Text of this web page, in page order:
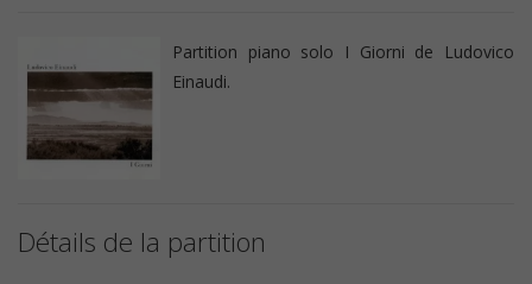
Partition piano solo I Giorni de Ludovico
Einaudi.
Détails de la partition